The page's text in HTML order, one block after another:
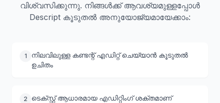
വിശ്വസിക്കുന്നു. നിങ്ങൾക്ക് ആവശ്യമുള്ളപ്പോൾ
Descript കൂടുതൽ അനുയോജ്യമായേക്കാം:
1
നിലവിലുള്ള കണ്ടന്റ് എഡിറ്റ് ചെയ്യാൻ കൂടുതൽ
ഉചിതം
2 ടെക്സ്റ്റ് ആധാരമായ എഡിറ്റിംഗ് ശക്തമാണ്